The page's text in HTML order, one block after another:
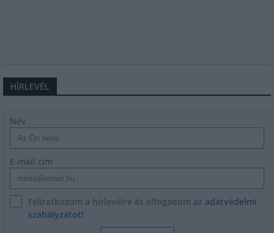
HÍRLEVÉL
Név
E-mail cím
Feliratkozom a hírlevélre és elfogadom az adatvédelmi
szabályzatot!